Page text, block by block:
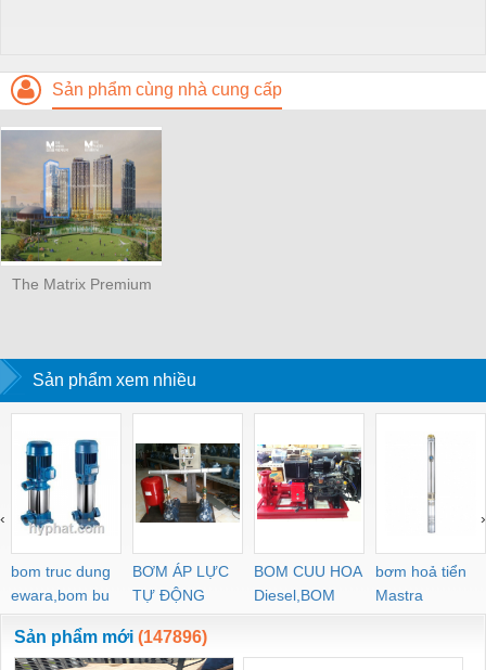
Sản phẩm cùng nhà cung cấp
The Matrix Premium
Sản phẩm xem nhiều
bom truc dung
ewara,bom bu
ewara
BƠM ÁP LỰC
TỰ ĐỘNG
BOM CUU HOA
Diesel,BOM
CHUA CHAY
bơm hoả tiển
Mastra
‹ ›
Sản phẩm mới (147896)